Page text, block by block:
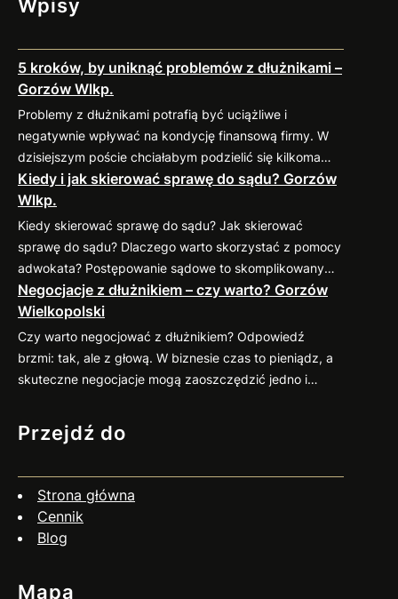
Wpisy
5 kroków, by uniknąć problemów z dłużnikami –
Gorzów Wlkp.
Problemy z dłużnikami potrafią być uciążliwe i
negatywnie wpływać na kondycję finansową firmy. W
dzisiejszym poście chciałabym podzielić się kilkoma
sprawdzonymi praktykami, które pomogą
zminimalizować ryzyko takich sytuacji. 1. Weryfikacja
kontrahenta przed nawiązaniem współpracy Zanim
podpiszesz umowę, dokładnie sprawdź potencjalnego
kontrahenta. Możesz zweryfikować jego wiarygodność
finansową w dostępnych bazach gospodarczych (np.
KRD, BIG) oraz poprosić o…
Kiedy i jak skierować sprawę do sądu? Gorzów
Wlkp.
Kiedy skierować sprawę do sądu? Jak skierować
sprawę do sądu? Dlaczego warto skorzystać z pomocy
adwokata? Postępowanie sądowe to skomplikowany
proces, który wymaga znajomości przepisów oraz
procedur. Profesjonalny pełnomocnik: Jeśli
zastanawiasz się nad skierowaniem swojej sprawy do
sądu, zapraszam do kontaktu
883 593 553. Chętnie
pomogę w ocenie sytuacji, przygotowaniu pozwu i
Negocjacje z dłużnikiem – czy warto? Gorzów
Wielkopolski
Czy warto negocjować z dłużnikiem? Odpowiedź
brzmi: tak, ale z głową. W biznesie czas to pieniądz, a
skuteczne negocjacje mogą zaoszczędzić jedno i
dłużnikiem często przynosi zaskakująco pozytywne
efekty. Dlaczego warto negocjować? Jak się
zawsze. Jeśli dłużnik wyraźnie unika kontaktu, działa
nieuczciwie…
Przejdź do
Strona główna
Cennik
Blog
Mapa